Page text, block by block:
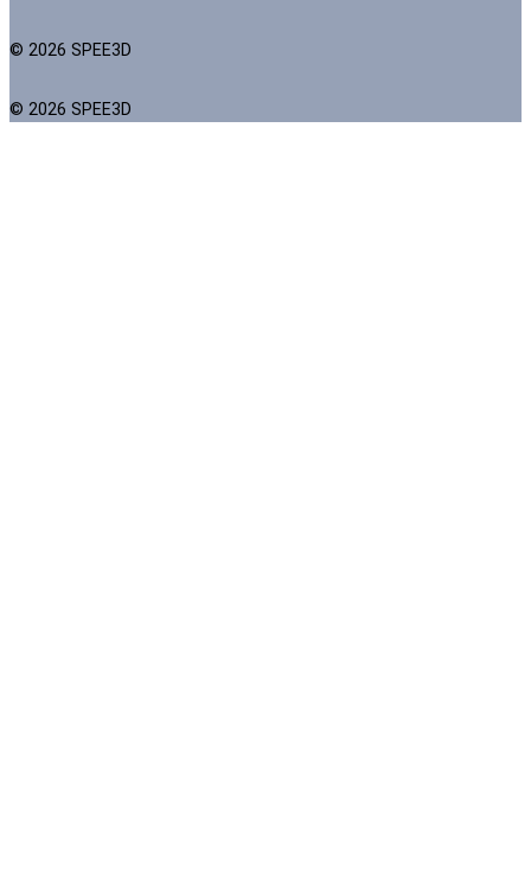
© 2026 SPEE3D
© 2026 SPEE3D